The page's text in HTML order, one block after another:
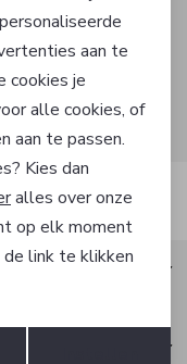
in onze
korting
Opslaan
aan te
cookies je
alle cookies, of
aan te passen.
Kies dan
alles over onze
op elk moment
link te klikken